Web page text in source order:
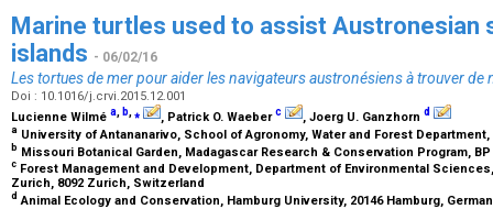
Marine turtles used to assist Austronesian
islands - 06/02/16
Les tortues de mer pour aider les navigateurs austronésiens à trouver de
Doi : 10.1016/j.crvi.2015.12.001
Lucienne Wilmé a, b,⁎ , Patrick O. Waeberc , Joerg U. Ganzhorn d
a University of Antananarivo, School of Agronomy, Water and Forest
b Missouri Botanical Garden, Madagascar Research & Conservation Program,
c Forest Management and Development, Department of Environmental
Zurich, 8092 Zurich, Switzerland
d Animal Ecology and Conservation, Hamburg University, 20146 Hamburg,